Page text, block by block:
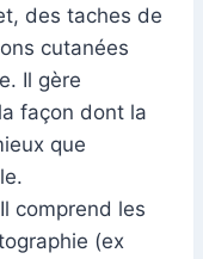
des taches de
cutanées
Il gère
façon dont la
que
Il comprend les
(ex